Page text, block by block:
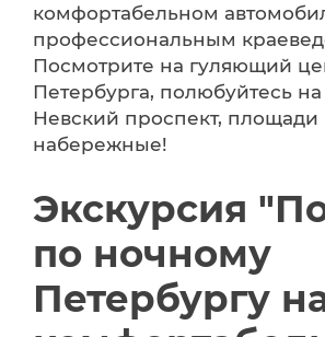
комфортабельном
профессиональным
Посмотрите на гуляющий
Петербурга, полюбуйтесь
Невский проспект, площади
набережные!
Экскурсия
по ночному
Петербургу